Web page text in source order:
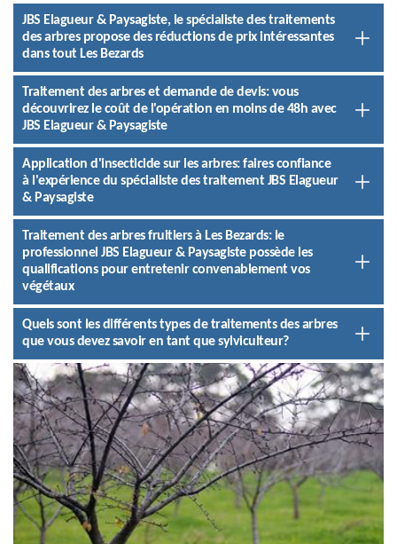
JBS Elagueur & Paysagiste, le spécialiste des traitements
des arbres propose des réductions de prix intéressantes
dans tout Les Bezards
Traitement des arbres et demande de devis: vous
découvrirez le coût de l'opération en moins de 48h avec
JBS Elagueur & Paysagiste
Application d'insecticide sur les arbres: faires confiance
à l'expérience du spécialiste des traitement JBS Elagueur
& Paysagiste
Traitement des arbres fruitiers à Les Bezards: le
professionnel JBS Elagueur & Paysagiste possède les
qualifications pour entretenir convenablement vos
végétaux
Quels sont les différents types de traitements des arbres
que vous devez savoir en tant que sylviculteur?